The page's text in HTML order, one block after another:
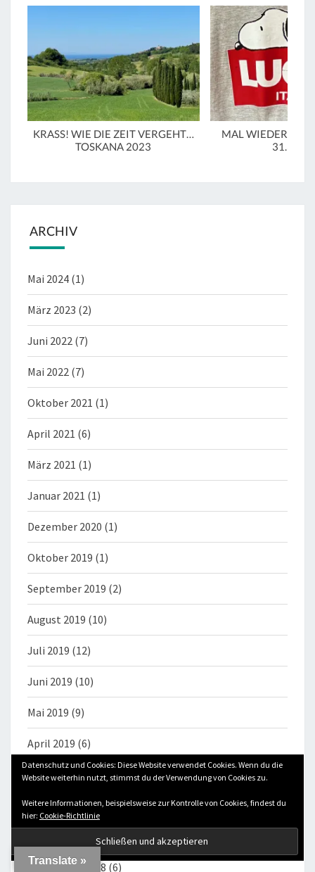
KRASS! WIE DIE ZEIT VERGEHT…
TOSKANA 2023
MAL WIEDER IN
ARCHIV
Mai 2024 (1)
März 2023 (2)
Juni 2022 (7)
Mai 2022 (7)
Oktober 2021 (1)
April 2021 (6)
März 2021 (1)
Januar 2021 (1)
Dezember 2020 (1)
Oktober 2019 (1)
September 2019 (2)
August 2019 (10)
Juli 2019 (12)
Juni 2019 (10)
Mai 2019 (9)
April 2019 (6)
März 2019(5)
November 2018(9)
(11)
September 2018 (6)
Translate »
Datenschutz und Cookies: Diese Website verwendet Cookies. Wenn du die
Website weiterhin nutzt, stimmst du der Verwendung von Cookies zu.
Weitere Informationen, beispielsweise zur Kontrolle von Cookies, findest du
hier: Cookie-Richtlinie